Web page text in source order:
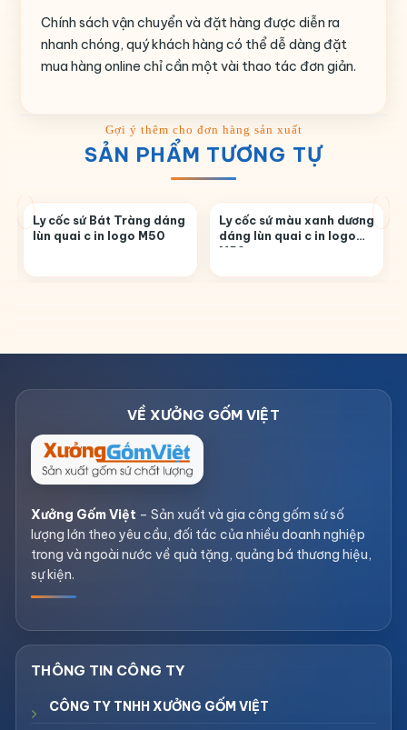
Chính sách vận chuyển và đặt hàng được diễn ra
nhanh chóng, quý khách hàng có thể dễ dàng đặt
mua hàng online chỉ cần một vài thao tác đơn giản.
SẢN PHẨM TƯƠNG TỰ
Ly cốc sứ Bát Tràng dáng
lùn quai c in logo M50
Ly cốc sứ màu xanh dương
dáng lùn quai c in logo
M52
Xưởng Gốm Việt – Sản xuất và gia công gốm sứ số
lượng lớn theo yêu cầu, đối tác của nhiều doanh nghiệp
trong và ngoài nước về quà tặng, quảng bá thương hiệu,
sự kiện.
CÔNG TY TNHH XƯỞNG GỐM VIỆT